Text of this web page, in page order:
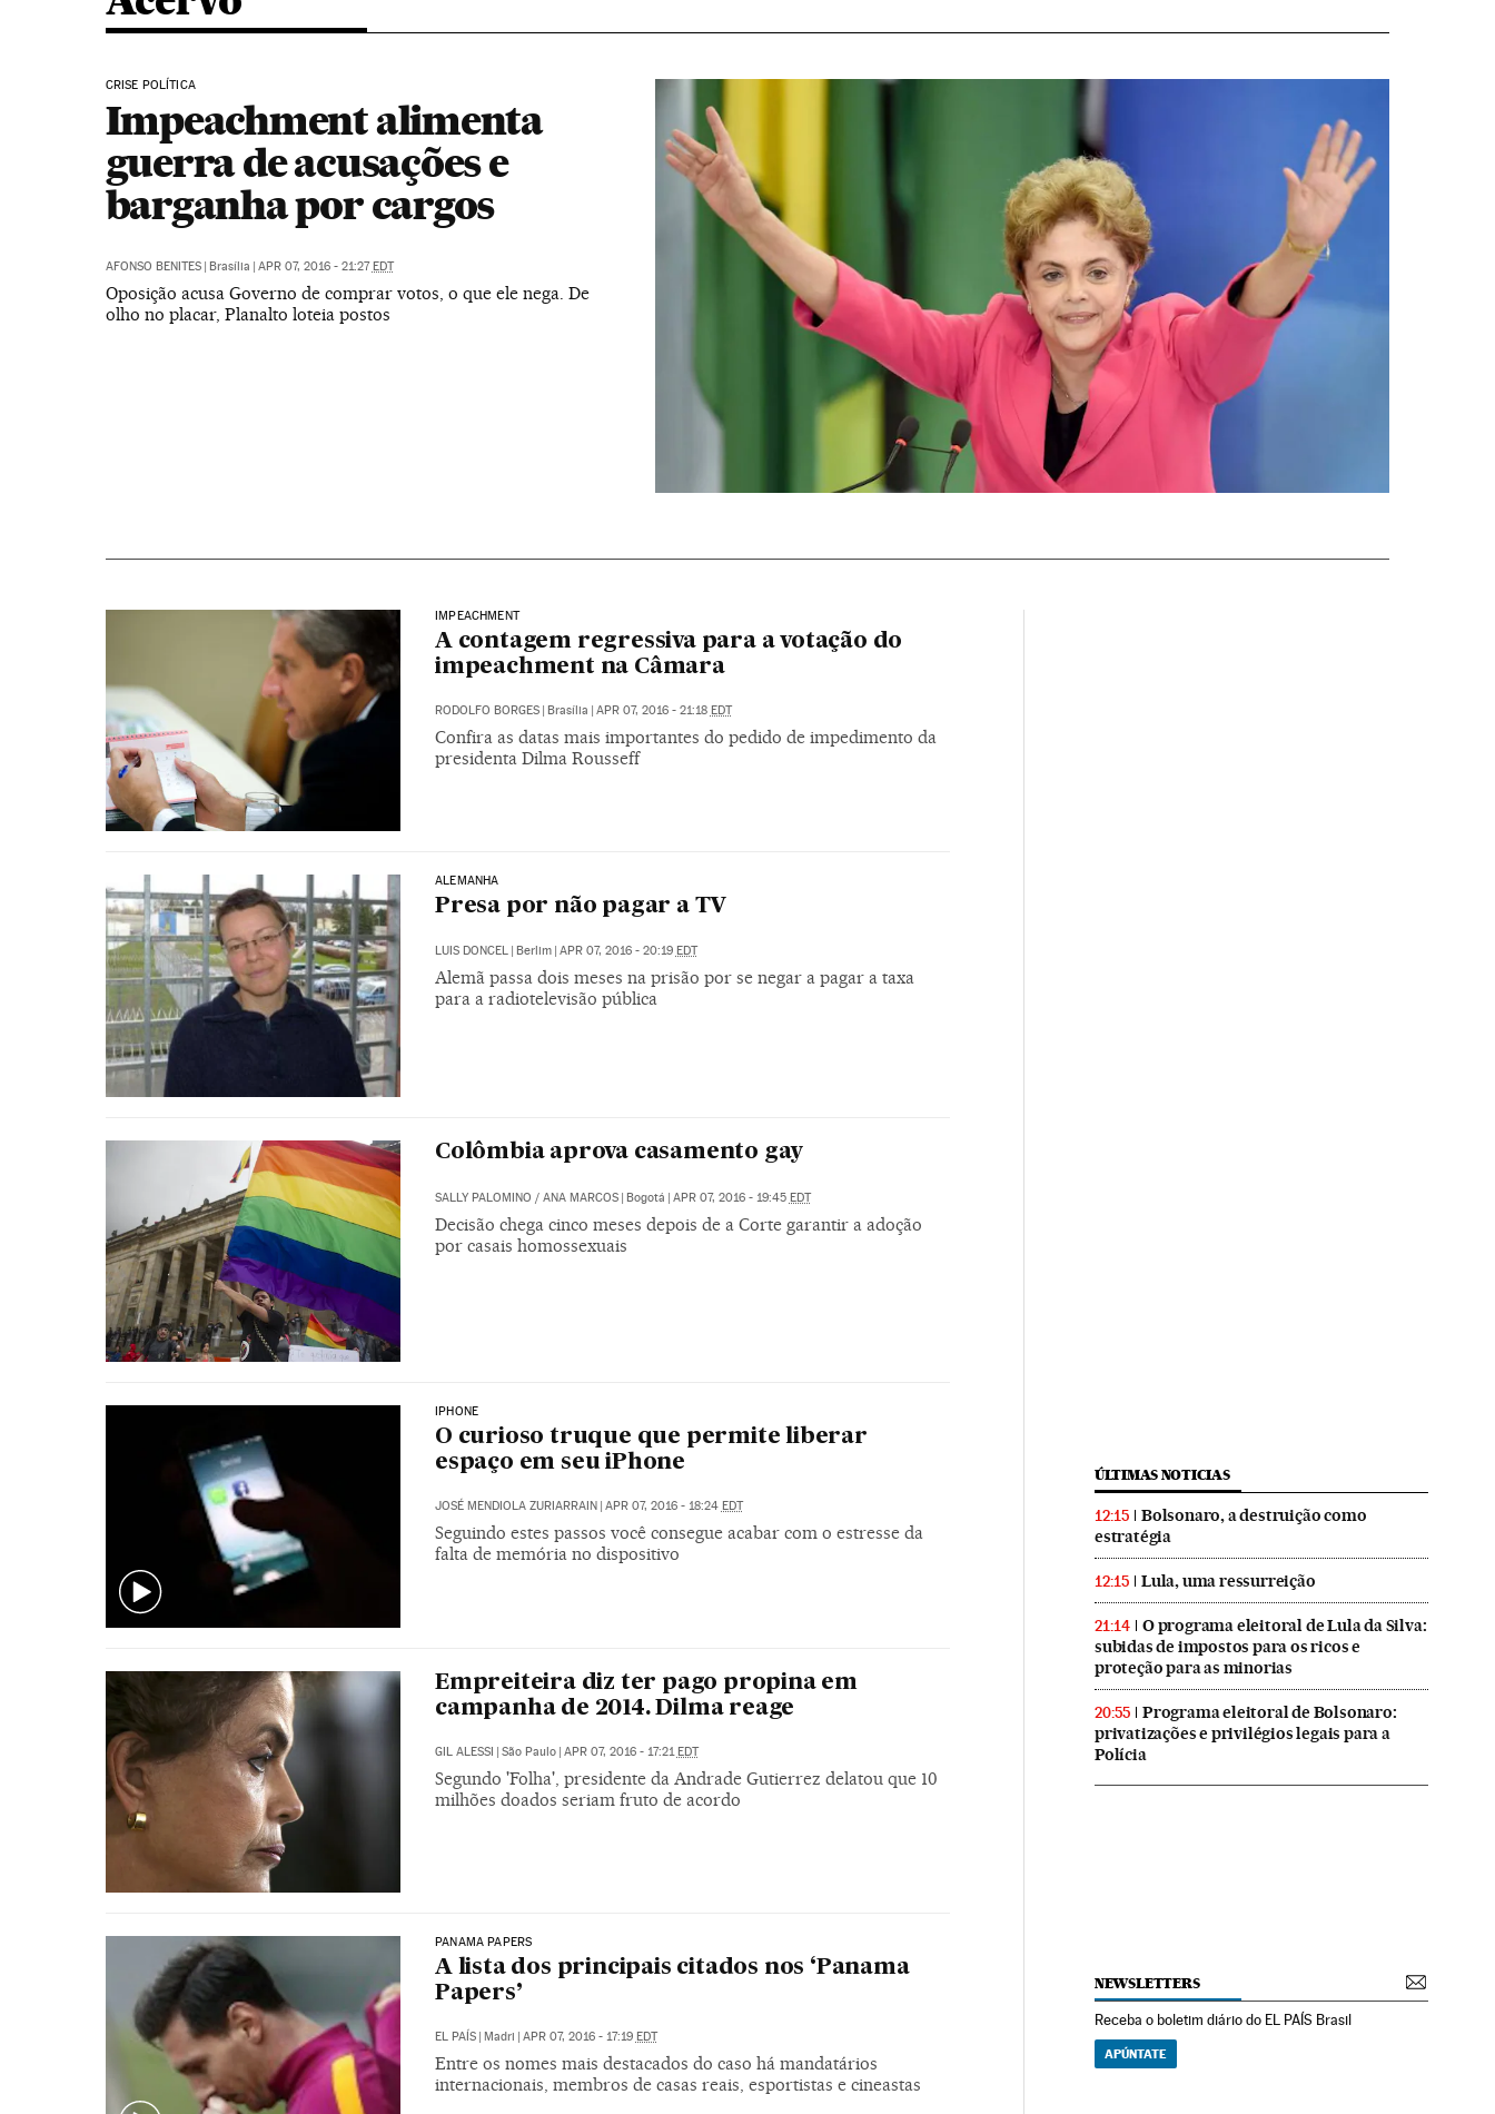
CRISE POLÍTICA
Impeachment alimenta
guerra de acusações e
barganha por cargos
AFONSO BENITES | Brasília | APR 07, 2016 - 21:27EDT
Oposição acusa Governo de comprar votos, o que ele nega. De
olho no placar, Planalto loteia postos
IMPEACHMENT
A contagem regressiva para a votação do
impeachment na Câmara
RODOLFO BORGES | Brasília | APR 07, 2016 - 21:18 EDT
Confira as datas mais importantes do pedido de impedimento da
presidenta Dilma Rousseff
ALEMANHA
Presa por não pagar a TV
LUIS DONCEL Berlim APR 07, 2016 - 20:19 EDT
Alemã passa dois meses na prisão por se negar a pagar a taxa
para a radiotelevisão pública
Colômbia aprova casamento gay
SALLY PALOMINO / ANA MARCOS | Bogotá | APR 07, 2016 - 19:45 EDT
Decisão chega cinco meses depois de a Corte garantir a adoção
por casais homossexuais
IPHONE
O curioso truque que permite liberar
espaço em seu iPhone
JOSÉ MENDIOLA ZURIARRAIN | APR 07, 2016 - 18:24 EDT
Seguindo estes passos você consegue acabar com o estresse da
falta de memória no dispositivo
Empreiteira diz ter pago propina em
campanha de 2014. Dilma reage
GIL ALESSI São Paulo APR 07, 2016 - 17:21 EDT
Segundo 'Folha', presidente da Andrade Gutierrez delatou que 10
milhões doados seriam fruto de acordo
PANAMA PAPERS
A lista dos principais citados nos ‘Panama
Papers’
EL PAÍS | Madri | APR 07, 2016 - 17:19 EDT
Entre os nomes mais destacados do caso há mandatários
internacionais, membros de casas reais, esportistas e cineastas
ÚLTIMAS NOTICIAS
12:15
Bolsonaro, a destruição como
estratégia
12:15 Lula, uma ressurreição
21:14
O programa eleitoral de Lula da Silva:
subidas de impostos para os ricos e
proteção para as minorias
20:55
Programa eleitoral de Bolsonaro:
privatizações e privilégios legais para a
Polícia
NEWSLETTERS
Receba o boletim diário do EL PAÍS Brasil
APÚNTATE